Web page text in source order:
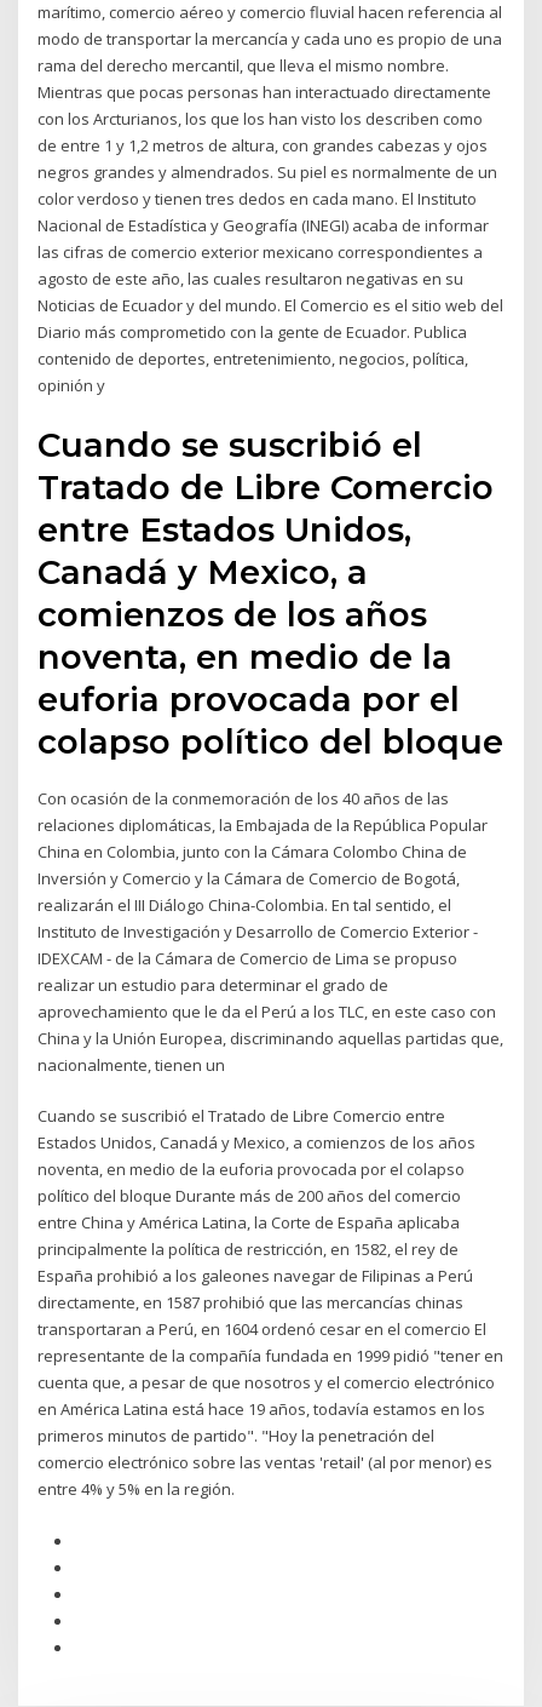
marítimo, comercio aéreo y comercio fluvial hacen referencia al
modo de transportar la mercancía y cada uno es propio de una
rama del derecho mercantil, que lleva el mismo nombre.
Mientras que pocas personas han interactuado directamente
con los Arcturianos, los que los han visto los describen como
de entre 1 y 1,2 metros de altura, con grandes cabezas y ojos
negros grandes y almendrados. Su piel es normalmente de un
color verdoso y tienen tres dedos en cada mano. El Instituto
Nacional de Estadística y Geografía (INEGI) acaba de informar
las cifras de comercio exterior mexicano correspondientes a
agosto de este año, las cuales resultaron negativas en su
Noticias de Ecuador y del mundo. El Comercio es el sitio web del
Diario más comprometido con la gente de Ecuador. Publica
contenido de deportes, entretenimiento, negocios, política,
opinión y
Cuando se suscribió el
Tratado de Libre Comercio
entre Estados Unidos,
Canadá y Mexico, a
comienzos de los años
noventa, en medio de la
euforia provocada por el
colapso político del bloque
Con ocasión de la conmemoración de los 40 años de las
relaciones diplomáticas, la Embajada de la República Popular
China en Colombia, junto con la Cámara Colombo China de
Inversión y Comercio y la Cámara de Comercio de Bogotá,
realizarán el III Diálogo China-Colombia. En tal sentido, el
Instituto de Investigación y Desarrollo de Comercio Exterior -
IDEXCAM - de la Cámara de Comercio de Lima se propuso
realizar un estudio para determinar el grado de
aprovechamiento que le da el Perú a los TLC, en este caso con
China y la Unión Europea, discriminando aquellas partidas que,
nacionalmente, tienen un
Cuando se suscribió el Tratado de Libre Comercio entre
Estados Unidos, Canadá y Mexico, a comienzos de los años
noventa, en medio de la euforia provocada por el colapso
político del bloque Durante más de 200 años del comercio
entre China y América Latina, la Corte de España aplicaba
principalmente la política de restricción, en 1582, el rey de
España prohibió a los galeones navegar de Filipinas a Perú
directamente, en 1587 prohibió que las mercancías chinas
transportaran a Perú, en 1604 ordenó cesar en el comercio El
representante de la compañía fundada en 1999 pidió "tener en
cuenta que, a pesar de que nosotros y el comercio electrónico
en América Latina está hace 19 años, todavía estamos en los
primeros minutos de partido". "Hoy la penetración del
comercio electrónico sobre las ventas 'retail' (al por menor) es
entre 4% y 5% en la región.